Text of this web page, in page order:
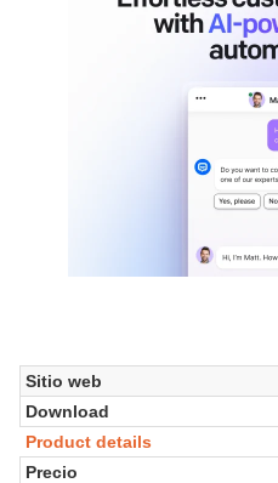
Sitio web
Download
Product details
Precio